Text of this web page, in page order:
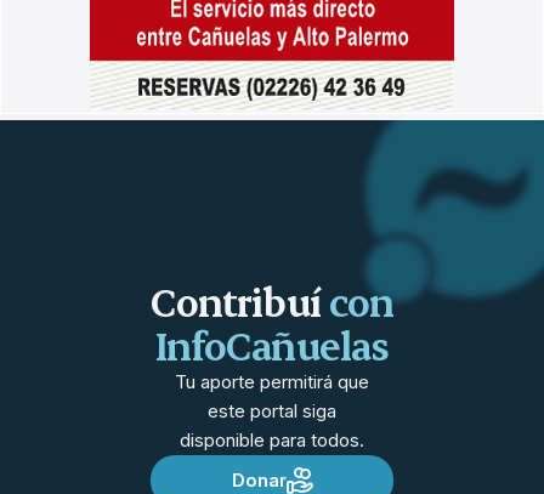
Contribuícon
InfoCañuelas
Tu aporte permitirá que
este portal siga
disponible para todos.
Donar